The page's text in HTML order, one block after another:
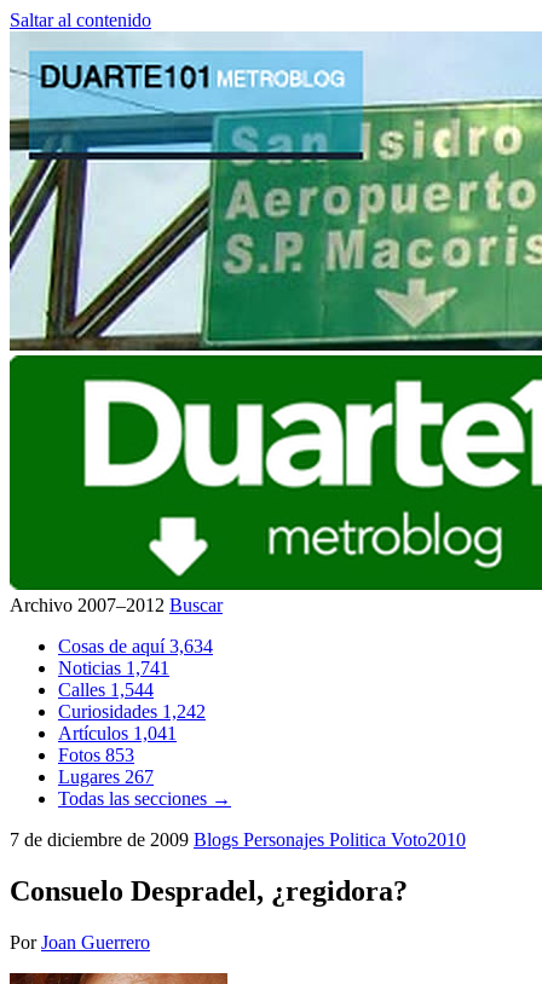
Saltar al contenido
Archivo 2007–2012 Buscar
Cosas de aquí3,634
Noticias 1,741
Calles 1,544
Curiosidades 1,242
Artículos 1,041
Fotos 853
Lugares 267
Todas las secciones →
7 de diciembre de 2009 Blogs Personajes Politica Voto2010
Consuelo Despradel, ¿regidora?
PorJoan Guerrero